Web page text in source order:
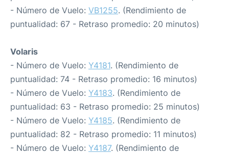
- Número de Vuelo: VB1255. (Rendimiento de
puntualidad: 67 - Retraso promedio: 20 minutos)
Volaris
- Número de Vuelo: Y4181. (Rendimiento de
puntualidad: 74 - Retraso promedio: 16 minutos)
- Número de Vuelo: Y4183. (Rendimiento de
puntualidad: 63 - Retraso promedio: 25 minutos)
- Número de Vuelo: Y4185. (Rendimiento de
puntualidad: 82 - Retraso promedio: 11 minutos)
- Número de Vuelo: Y4187. (Rendimiento de